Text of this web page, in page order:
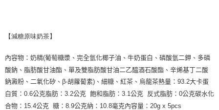
【減糖原味奶茶】
內容物：奶精(葡萄糖漿、完全氫化椰子油、牛奶蛋白、磷酸氫二鉀、多磷
酸鈉、脂肪酸甘油酯、單及雙脂肪酸甘油二乙醯酒石酸酯、辛烯基丁二酸
鈉澱粉、二氧化矽、β-胡蘿蔔素)、細糖、紅茶、烏龍茶熱量：93.2大卡蛋
白質：0.6公克脂肪：3.2公克  飽和脂肪：3.1公克  反式脂肪：0公克碳水化
合物：15.4公克  糖：8.9公克納：10.8毫克內容量：20g x 5pcs